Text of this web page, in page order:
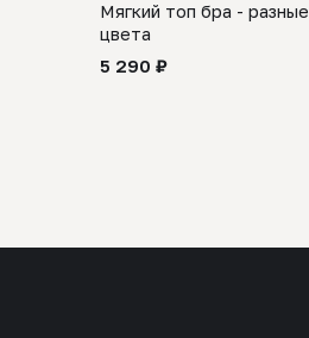
Мягкий топ бра - разные
цвета
5 290 ₽